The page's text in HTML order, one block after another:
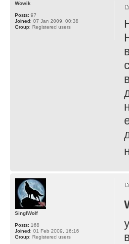
Wowik
Posts: 97
Joined: 07 Jan 2009, 00:38
Group: Registered users
SinglWolf
Posts: 168
Joined: 01 Feb 2009, 16:16
Group: Registered users